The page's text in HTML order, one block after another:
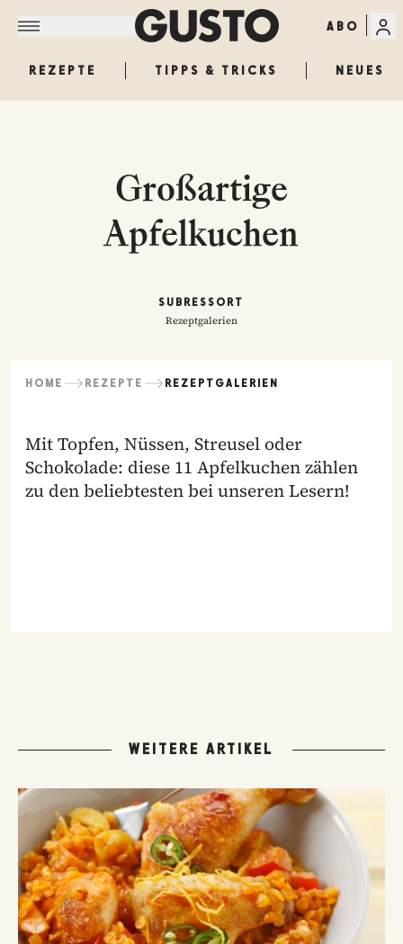
ABO
REZEPTE TIPPS & TRICKS NEUES
Großartige
Apfelkuchen
SUBRESSORT
Rezeptgalerien
HOME REZEPTE REZEPTGALERIEN
Mit Topfen, Nüssen, Streusel oder
Schokolade: diese 11 Apfelkuchen zählen
zu den beliebtesten bei unseren Lesern!
WEITERE ARTIKEL